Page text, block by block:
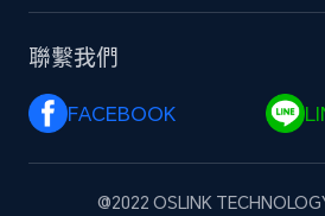
聯繫我們
FACEBOOK
@2022 OSLINK